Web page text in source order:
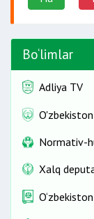
Bo‘limlar
Adliya TV
Normativ-
Xalq